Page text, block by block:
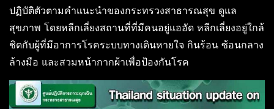
ปฏิบัติตัวตามคำแนะนำของกระทรวงสาธารณสุข ดูแล
สุขภาพ โดยหลีกเลี่ยงสถานที่ที่มีคนอยู่แออัด หลีกเลี่ยงอยู่ใกล้
ชิดกับผู้ที่มีอาการโรคระบบทางเดินหายใจ กินร้อน ซ้อนกลาง
ล้างมือ และสวมหน้ากากผ้าเพื่อป้องกันโรค